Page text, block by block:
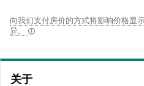
向我们支付房价的方式将影响价格显
异。
关于